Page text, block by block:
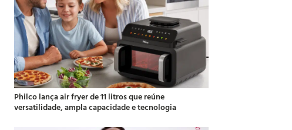
Philco lança air fryer de 11 litros que reúne
versatilidade, ampla capacidade e tecnologia